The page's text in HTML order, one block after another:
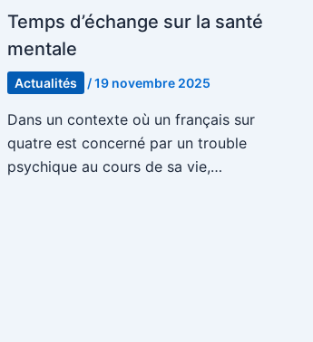
Temps d’échange sur la santé
mentale
Actualités /19 novembre 2025
Dans un contexte où un français sur
quatre est concerné par un trouble
psychique au cours de sa vie,…